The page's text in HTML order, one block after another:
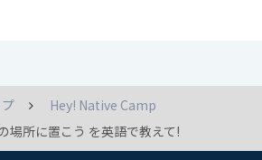
Hey! Native Camp
場所に置こう を英語で教えて!